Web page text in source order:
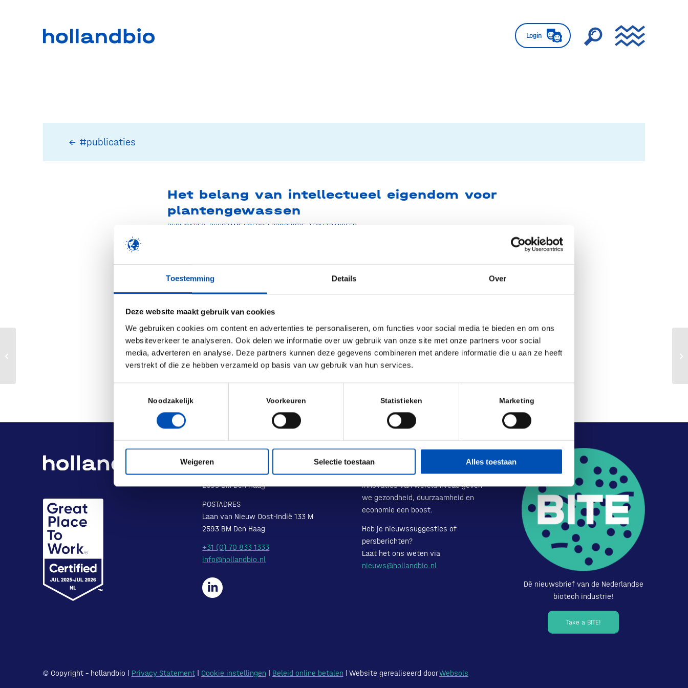
Toestemming Details Over
Deze website maakt gebruik van cookies
We gebruiken cookies om content en advertenties te personaliseren, om functies voor social media te bieden en om ons
websiteverkeer te analyseren. Ook delen we informatie over uw gebruik van onze site met onze partners voor social
media, adverteren en analyse. Deze partners kunnen deze gegevens combineren met andere informatie die u aan ze heeft
verstrekt of die ze hebben verzameld op basis van uw gebruik van hun services.
Noodzakelijk Voorkeuren Statistieken Marketing
Weigeren Selectie toestaan Alles toestaan
Login
← #publicaties
Het belang van intellectueel eigendom voor
plantengewassen
PUBLICATIES DUURZAME VOEDSELPRODUCTIE, TECH TRANSFER
/
Deel dit stuk
BEZOEKADRES
Laan van Nieuw Oost-Indië 131-133
2593 BM Den Haag
POSTADRES
Laan van Nieuw Oost-Indië 133 M
2593 BM Den Haag
+31 (0) 70 833 1333
info@hollandbio.nl
Hollandbio is het kloppend hart van
de Nederlandse biotech sector. Met
innovaties van wereldniveau geven
we gezondheid, duurzaamheid en
economie een boost.
Heb je nieuwssuggesties of
persberichten?
Laat het ons weten via
nieuws@hollandbio.nl
Dé nieuwsbrief van de Nederlandse
biotech industrie!
Take a BITE!
© Copyright – hollandbio | Privacy Statement| Cookie instellingen Beleid online betalen | Website gerealiseerd doorWebsols